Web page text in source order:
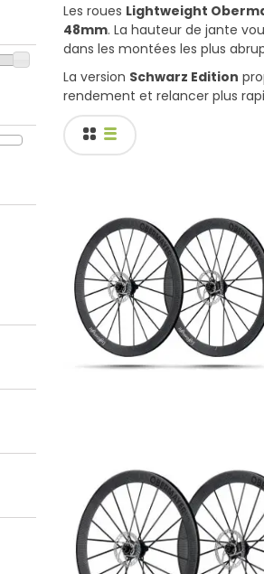
Les roues Lightweight
48mm. La hauteur de jante
dans les montées les plus
La version Schwarz Edition
rendement et relancer plus